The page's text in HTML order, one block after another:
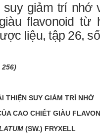
giảm trí nhớ
flavonoid từ
liệu, tập 26,
256)
THIỆN SUY GIẢM TRÍ NHỚ
CAO CHIẾT GIÀU
(SW.) FRYXELL